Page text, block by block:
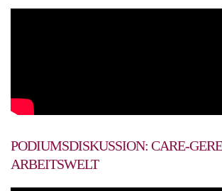
PODIUMSDISKUSSION: CARE-
ARBEITSWELT